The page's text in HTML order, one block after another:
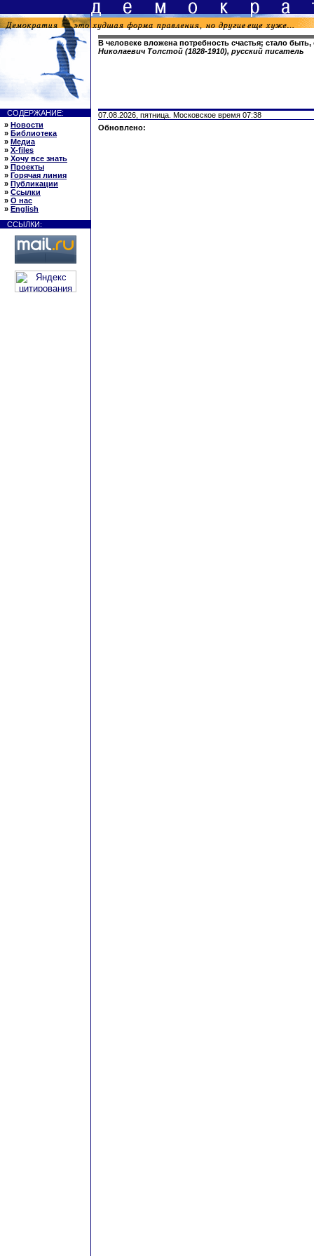
В человеке вложена потребность счастья; стало
Николаевич Толстой (1828-1910), русский писатель
СОДЕРЖАНИЕ:
» Новости
» Библиотека
» Медиа
» X-files
» Хочу все знать
» Проекты
» Горячая линия
» Публикации
» Ссылки
» О нас
» English
ССЫЛКИ:
07.08.2026, пятница. Московское время 07:38
Обновлено: